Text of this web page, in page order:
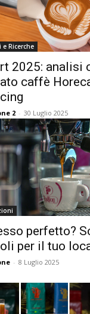
Ricerche
2025: analisi
caffè
2 - 30 Luglio 2025
perfetto?
per il tuo
- 8 Luglio 2025